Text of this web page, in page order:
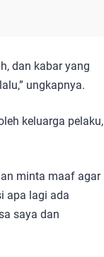
dan kabar yang
ungkapnya.
keluarga pelaku,
minta maaf agar
apa lagi ada
saya dan